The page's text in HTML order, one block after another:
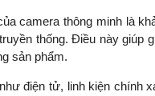
camera thông minh là
thống. Điều này giúp
sản phẩm.
điện tử, linh kiện chính
- Phó Viện trưởng